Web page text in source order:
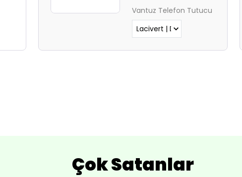
Vantuz Telefon Tutucu
Çok Satanlar
Lütfen normal Safari
sekmesinden giriş yapın.